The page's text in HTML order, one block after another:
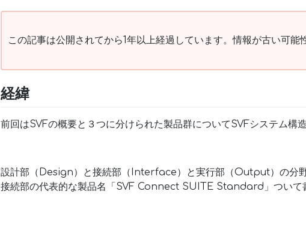
この記事は公開されてから1年以上経過しています。情報が古い可能
経緯
前回はSVFの概要と３つに分けられた製品群についてSVFシステム構
設計部（Design）と接続部（Interface）と実行部（Output）の分
接続部の代表的な製品名「SVF Connect SUITE Standard」ついて